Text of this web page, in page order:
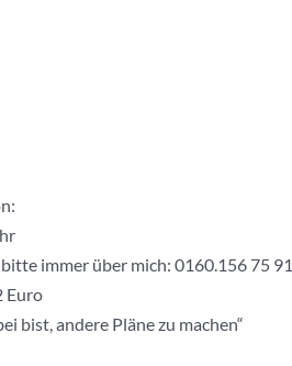
immer über mich: 0160.156 75 91
Euro
bist, andere Pläne zu machen“